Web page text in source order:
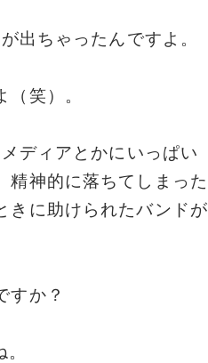
出ちゃったんですよ。
（笑）。
ディアとかにいっぱい
精神的に落ちてしまった
きに助けられたバンドが
すか？